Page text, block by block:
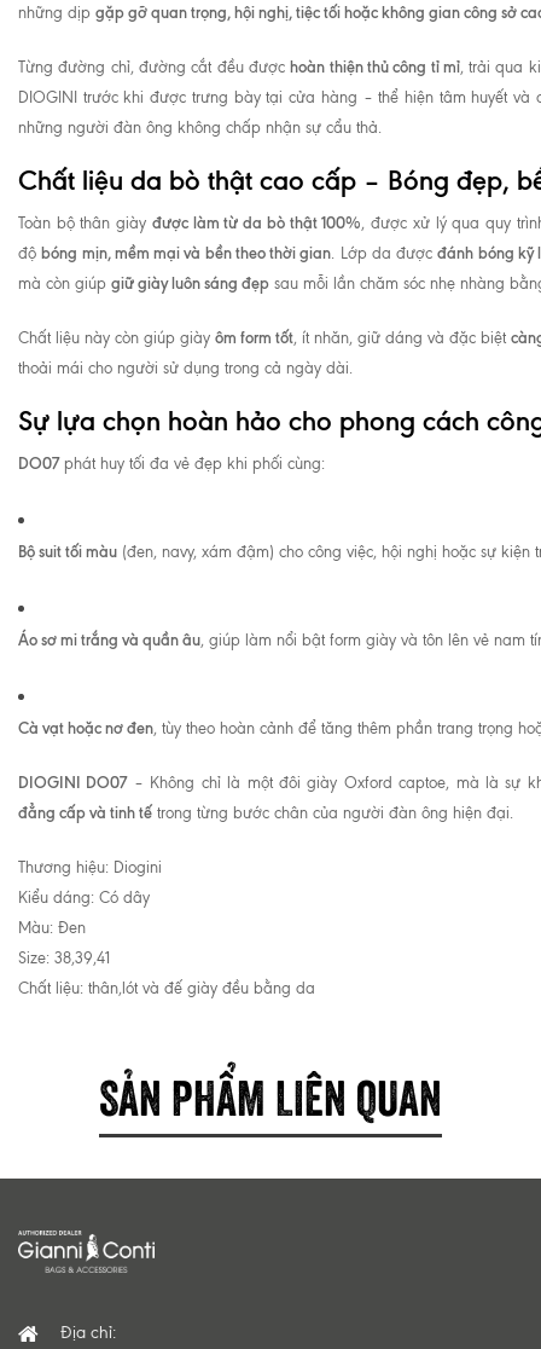
những dịp gặp gỡ quan trọng, hội nghị, tiệc tối hoặc không gian công sở
Từng đường chỉ, đường cắt đều đượchoàn thiện thủ công tỉ mỉ, trải qua
DIOGINI trước khi được trưng bày tại cửa hàng – thể hiện tâm huyết
những người đàn ông không chấp nhận sự cẩu thả.
Chất liệu da bò thật cao cấp – Bóng đẹp,
Toàn bộ thân giày được làm từ da bò thật 100%, được xử lý qua quy
độbóng mịn, mềm mại và bền theo thời gian . Lớp da đượcđánh bóng kỹ
mà còn giúp giữ giày luôn sáng đẹp sau mỗi lần chăm sóc nhẹ nhàng
Chất liệu này còn giúp giày ôm form tốt, ít nhăn, giữ dáng và đặc biệt
thoải mái cho người sử dụng trong cả ngày dài.
Sự lựa chọn hoàn hảo cho phong cách
DO07phát huy tối đa vẻ đẹp khi phối cùng:
Bộ suit tối màu (đen, navy, xám đậm) cho công việc, hội nghị hoặc sự kiện
Áo sơ mi trắng và quần âu, giúp làm nổi bật form giày và tôn lên vẻ nam
Cà vạt hoặc nơ đen, tùy theo hoàn cảnh để tăng thêm phần trang trọng
DIOGINI DO07– Không chỉ là một đôi giày Oxford captoe, mà là sự
đẳng cấp và tinh tế trong từng bước chân của người đàn ông hiện đại.
Thương hiệu: Diogini
Kiểu dáng: Có dây
Màu: Đen
Size: 38,39,41
Chất liệu: thân,lót và đế giày đều bằng da
SẢN PHẨM LIÊN QUAN
Địa chỉ: